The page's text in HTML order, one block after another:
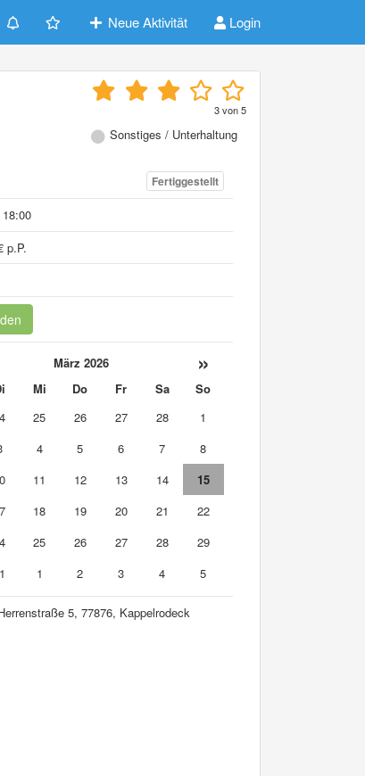
Neue Aktivität Login
3von5
Sonstiges / Unterhaltung
Fertiggestellt
p.P.
März 2026 »
Mi Do Fr Sa
So
25 26 27 28
1
4 5 6 7
8
11 12 13 14
15
18 19 20 21
22
25 26 27 28
29
1 2 3 4 5
5, 77876, Kappelrodeck